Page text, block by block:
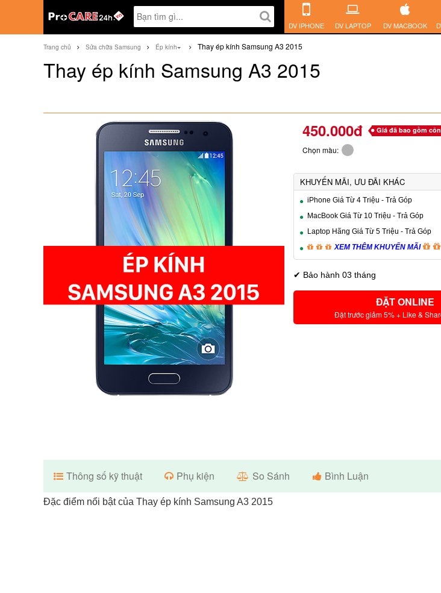
DV IPHONE DV LAPTOP DV MACBOOK
Trang chủ Sửa chữa Samsung Ép kính Thay ép kính Samsung A3 2015
Thay ép kính Samsung A3 2015
450.000đ Giá đã bao gồm
Chọn màu:
KHUYẾN MÃI, ƯU ĐÃI KHÁC
iPhone Giá Từ 4 Triệu - Trả Góp
MacBook Giá Từ 10 Triệu - Trả Góp
Laptop Hãng Giá Từ 5 Triệu - Trả Góp
XEM THÊM KHUYẾN MÃI
✔ Bảo hành 03 tháng
ĐẶT ONLINE
Đặt trước giảm 5% + Like &
Thông số kỹ thuật Phụ kiện So Sánh Bình Luận
Đặc điểm nổi bật của Thay ép kính Samsung A3 2015